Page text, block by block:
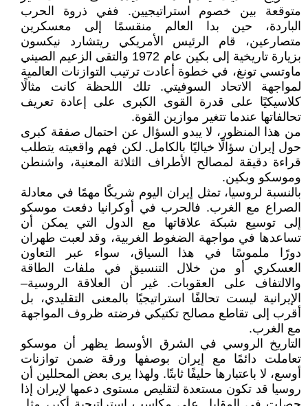
متوقعة بين خصوم استراتيجيين. ففي ذروة الحرب
الباردة، حين بدا العالم منقسمًا إلى معسكرين
متصارعين، قام الرئيس الأمريكي ريتشارد نيكسون
بزيارة تاريخية إلى بكين عام 1972 والتقى الزعيم الصيني
ماوتسي تونغ، في خطوة أعادت ترتيب التوازنات العالمية
لمواجهة الاتحاد السوفيتي. تلك اللحظة كانت مثالًا
كلاسيكيًا على قدرة القوى الكبرى على إعادة تعريف
تحالفاتها عندما تتغير موازين القوة.
من هذا المنظور، لا يبدو السؤال عن احتمال صفقة كبرى
حول إيران سؤالًا خياليًا بالكامل. لكن فهم واقعيته يتطلب
قراءة دقيقة لمصالح الأطراف الثلاثة المعنية، واشنطن
وموسكو وبكين.
بالنسبة لروسيا، تمثل إيران اليوم شريكًا مهمًا في معادلة
الصراع مع الغرب. فالحرب في أوكرانيا دفعت موسكو
إلى توسيع شبكة علاقاتها مع الدول التي يمكن أن
تساعدها في مواجهة الضغوط الغربية، وقد لعبت طهران
دورًا ملموسًا في هذا السياق، سواء عبر التعاون
العسكري أو من خلال التنسيق في ملفات الطاقة
والالتفاف على العقوبات. غير أن العلاقة الروسية–
الإيرانية ليست تحالفًا استراتيجيًا بالمعنى التقليدي، بل
أقرب إلى تقاطع مصالح تكتيكي فرضته ظروف المواجهة
مع الغرب.
التاريخ الروسي في الشرق الأوسط يظهر أن موسكو
تعاملت دائمًا مع إيران بوصفها ورقة ضمن توازنات
أوسع، لا باعتبارها حليفًا ثابتًا. ولهذا يرى بعض المحللين أن
روسيا قد تكون مستعدة لتقليص مستوى دعمها لإيران إذا